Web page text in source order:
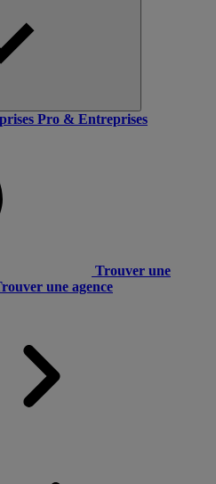
Pro & Entreprises
Trouver une
une agence